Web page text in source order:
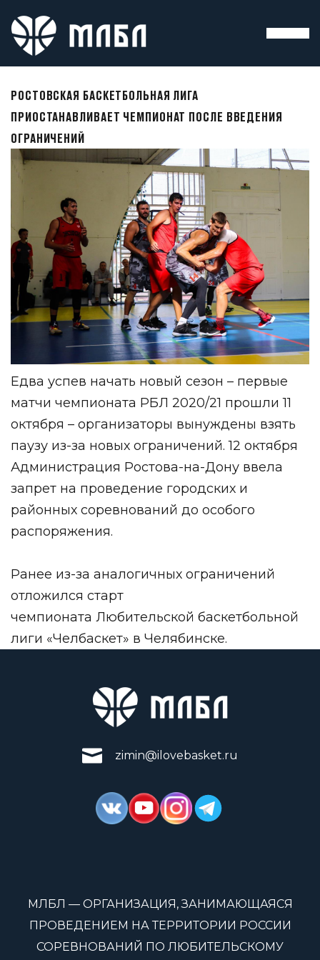
РОСТОВСКАЯ БАСКЕТБОЛЬНАЯ ЛИГА
ПРИОСТАНАВЛИВАЕТ ЧЕМПИОНАТ ПОСЛЕ ВВЕДЕНИЯ
ОГРАНИЧЕНИЙ
Едва успев начать новый сезон – первые
матчи чемпионата РБЛ 2020/21 прошли 11
октября – организаторы вынуждены взять
паузу из-за новых ограничений. 12 октября
Администрация Ростова-на-Дону ввела
запрет на проведение городских и
районных соревнований до особого
распоряжения.
Ранее из-за аналогичных ограничений
отложился старт
чемпионата Любительской баскетбольной
лиги «Челбаскет» в Челябинске.
zimin@ilovebasket.ru
МЛБЛ — ОРГАНИЗАЦИЯ, ЗАНИМАЮЩАЯСЯ
ПРОВЕДЕНИЕМ НА ТЕРРИТОРИИ РОССИИ
СОРЕВНОВАНИЙ ПО ЛЮБИТЕЛЬСКОМУ